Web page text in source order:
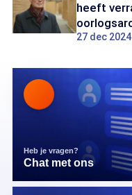
heeft
27 dec 2024
Heb je vragen?
Chat met ons